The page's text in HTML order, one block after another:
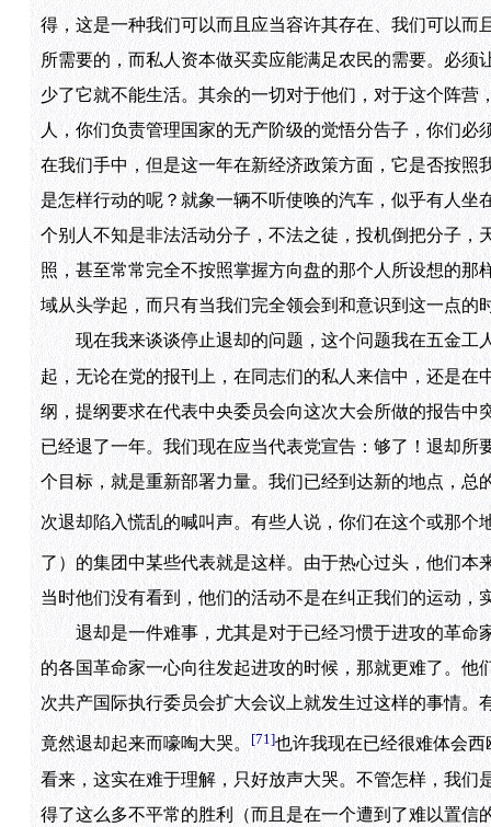
得，这是一种我们可以而且应当容许其存在、我们可以
所需要的，而私人资本做买卖应能满足农民的需要。必
少了它就不能生活。其余的一切对于他们，对于这个阵
人，你们负责管理国家的无产阶级的觉悟分告子，你们
在我们手中，但是这一年在新经济政策方面，它是否按
是怎样行动的呢？就象一辆不听使唤的汽车，似乎有人
个别人不知是非法活动分子，不法之徒，投机倒把分子
照，甚至常常完全不按照掌握方向盘的那个人所设想的
域从头学起，而只有当我们完全领会到和意识到这一点的
现在我来谈谈停止退却的问题，这个问题我在五金工
起，无论在党的报刊上，在同志们的私人来信中，还是
纲，提纲要求在代表中央委员会向这次大会所做的报告
已经退了一年。我们现在应当代表党宣告：够了！退却
个目标，就是重新部署力量。我们已经到达新的地点，
次退却陷入慌乱的喊叫声。有些人说，你们在这个或那个
了）的集团中某些代表就是这样。由于热心过头，他们本
当时他们没有看到，他们的活动不是在纠正我们的运动
退却是一件难事，尤其是对于已经习惯于进攻的革命
的各国革命家一心向往发起进攻的时候，那就更难了。
次共产国际执行委员会扩大会议上就发生过这样的事情
竟然退却起来而嚎啕大哭。 [71]也许我现在已经很难体会
看来，这实在难于理解，只好放声大哭。不管怎样，我
得了这么多不平常的胜利（而且是在一个遭到了难以置